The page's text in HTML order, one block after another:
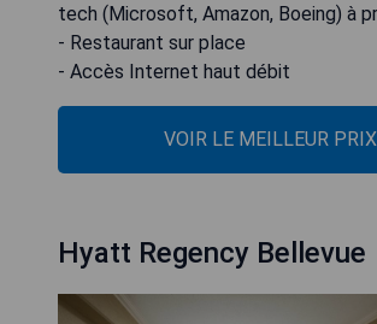
tech (Microsoft, Amazon, Boeing) à
- Restaurant sur place
- Accès Internet haut débit
VOIR LE MEILLEUR PRIX
Hyatt Regency Bellevue